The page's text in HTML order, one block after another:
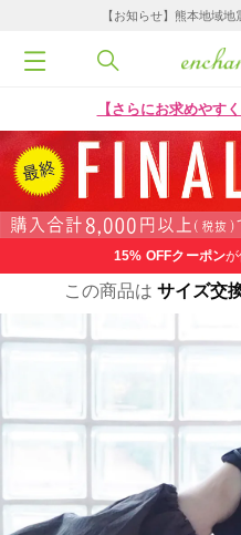
【お知らせ】熊本地域
【さらにお求めやす
15% OFFクーポン
この商品は サイズ交